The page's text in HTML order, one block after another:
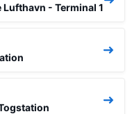
Lufthavn - Terminal 1